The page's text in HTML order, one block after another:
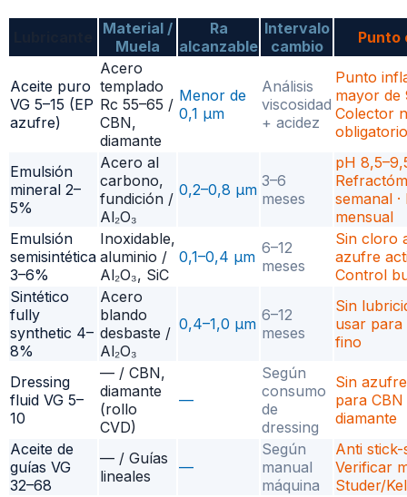
Material /
Muela
Ra
alcanzable
Intervalo
cambio
Punto
Aceite puro
VG 5–15 (EP
azufre)
Acero
templado
Rc 55–65 /
CBN,
diamante
Menor de
0,1 µm
Análisis
viscosidad
+ acidez
Punto
mayor de
Colector
obligatorio
Emulsión
mineral 2–
5%
Acero al
carbono,
fundición /
Al₂O₃
0,2–0,8 µm 3–6
meses
pH
semanal ·
mensual
Emulsión
semisintética
3–6%
Inoxidable,
aluminio /
Al₂O₃, SiC
0,1–0,4 µm 6–12
meses
Sin cloro
azufre
Control
Sintético
fully
synthetic 4–
8%
Acero
blando
desbaste /
Al₂O₃
0,4–1,0 µm 6–12
meses
Sin
usar para
fino
Dressing
fluid VG 5–
10
— / CBN,
diamante
(rollo
CVD)
—
Según
consumo
de
dressing
Sin
para
diamante
Aceite de
guías VG
32–68
— / Guías
lineales
—
Según
manual
máquina
Anti stick-
Verificar
Studer/